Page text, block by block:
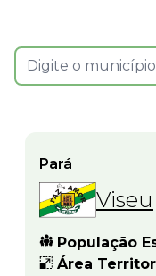
Pará
Viseu
População
Área